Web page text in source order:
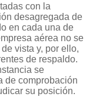
con la
desagregada de
en cada una de
aérea no se
vista y, por ello,
de respaldo.
se
de comprobación
su posición.